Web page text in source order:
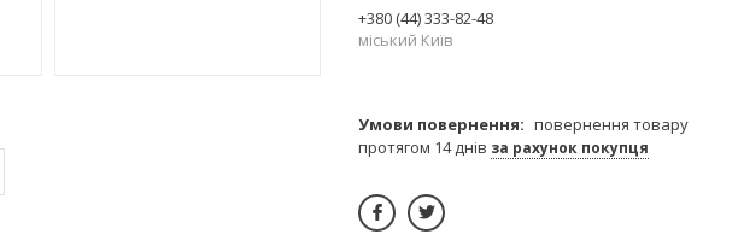
+380 (44) 333-82-48
міський Київ
повернення товару
протягом 14 днів за рахунок покупця